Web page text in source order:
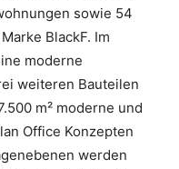
sowie 54
BlackF. Im
moderne
weiteren Bauteilen
m² moderne und
Office Konzepten
werden